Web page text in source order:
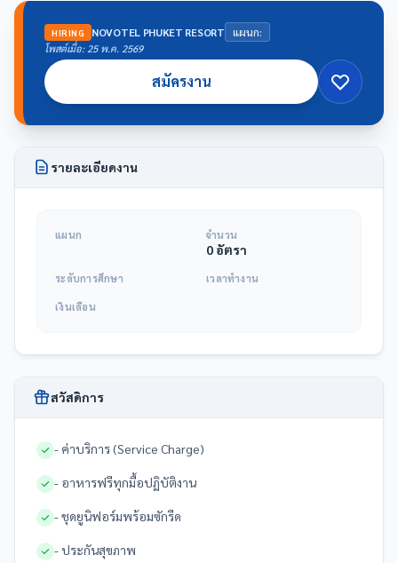
HIRING NOVOTEL PHUKET RESORT แผนก:
โพสต์เมื่อ: 25 พ.ค. 2569
สมัครงาน
รายละเอียดงาน
แผนก จำนวน
0 อัตรา
ระดับการศึกษา เวลาทำงาน
เงินเดือน
สวัสดิการ
- ค่าบริการ (Service Charge)
- อาหารฟรีทุกมื้อปฏิบัติงาน
- ชุดยูนิฟอร์มพร้อมซักรีด
- ประกันสุขภาพ